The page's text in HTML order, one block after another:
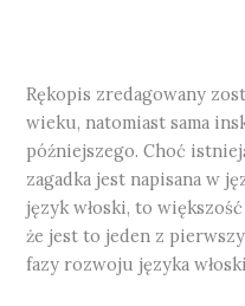
Rękopis zredagowany
wieku, natomiast sama
późniejszego. Choć
zagadka jest napisana w
język włoski, to
że jest to jeden z
fazy rozwoju języka